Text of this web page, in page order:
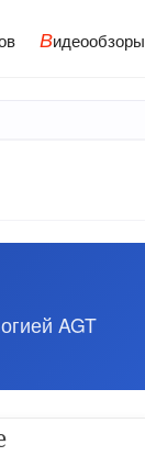
Видеообзоры
AGT